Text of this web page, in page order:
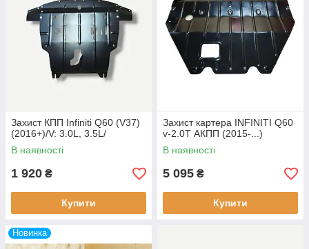
Захист КПП Infiniti Q60 (V37)
(2016+)/V: 3.0L, 3.5L/
В наявності
1 920 ₴
Купити
Захист картера INFINITI Q60
v-2.0T АКПП (2015-...)
В наявності
5 095 ₴
Купити
Новинка